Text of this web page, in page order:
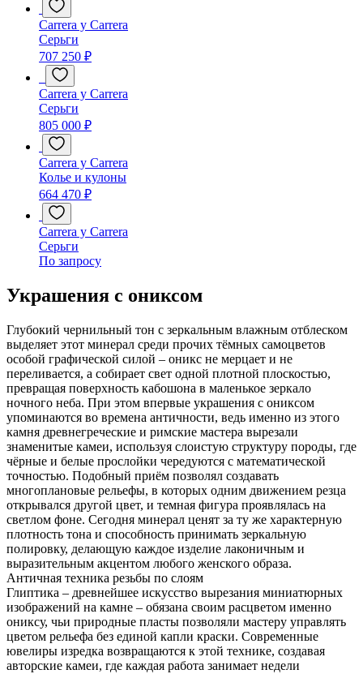
Carrera y Carrera
Серьги
707 250 ₽
Carrera y Carrera
Серьги
805 000 ₽
Carrera y Carrera
Колье и кулоны
664 470 ₽
Carrera y Carrera
Серьги
По запросу
Украшения с ониксом
Глубокий чернильный тон с зеркальным влажным отблеском
выделяет этот минерал среди прочих тёмных самоцветов
особой графической силой – оникс не мерцает и не
переливается, а собирает свет одной плотной плоскостью,
превращая поверхность кабошона в маленькое зеркало
ночного неба. При этом впервые украшения с ониксом
упоминаются во времена античности, ведь именно из этого
камня древнегреческие и римские мастера вырезали
знаменитые камеи, используя слоистую структуру породы, где
чёрные и белые прослойки чередуются с математической
точностью. Подобный приём позволял создавать
многоплановые рельефы, в которых одним движением резца
открывался другой цвет, и темная фигура проявлялась на
светлом фоне. Сегодня минерал ценят за ту же характерную
плотность тона и способность принимать зеркальную
полировку, делающую каждое изделие лаконичным и
выразительным акцентом любого женского образа.
Античная техника резьбы по слоям
Глиптика – древнейшее искусство вырезания миниатюрных
изображений на камне – обязана своим расцветом именно
ониксу, чьи природные пласты позволяли мастеру управлять
цветом рельефа без единой капли краски. Современные
ювелиры изредка возвращаются к этой технике, создавая
авторские камеи, где каждая работа занимает недели